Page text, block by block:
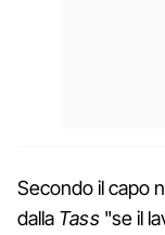
Secondo il capo
dalla Tass"se il